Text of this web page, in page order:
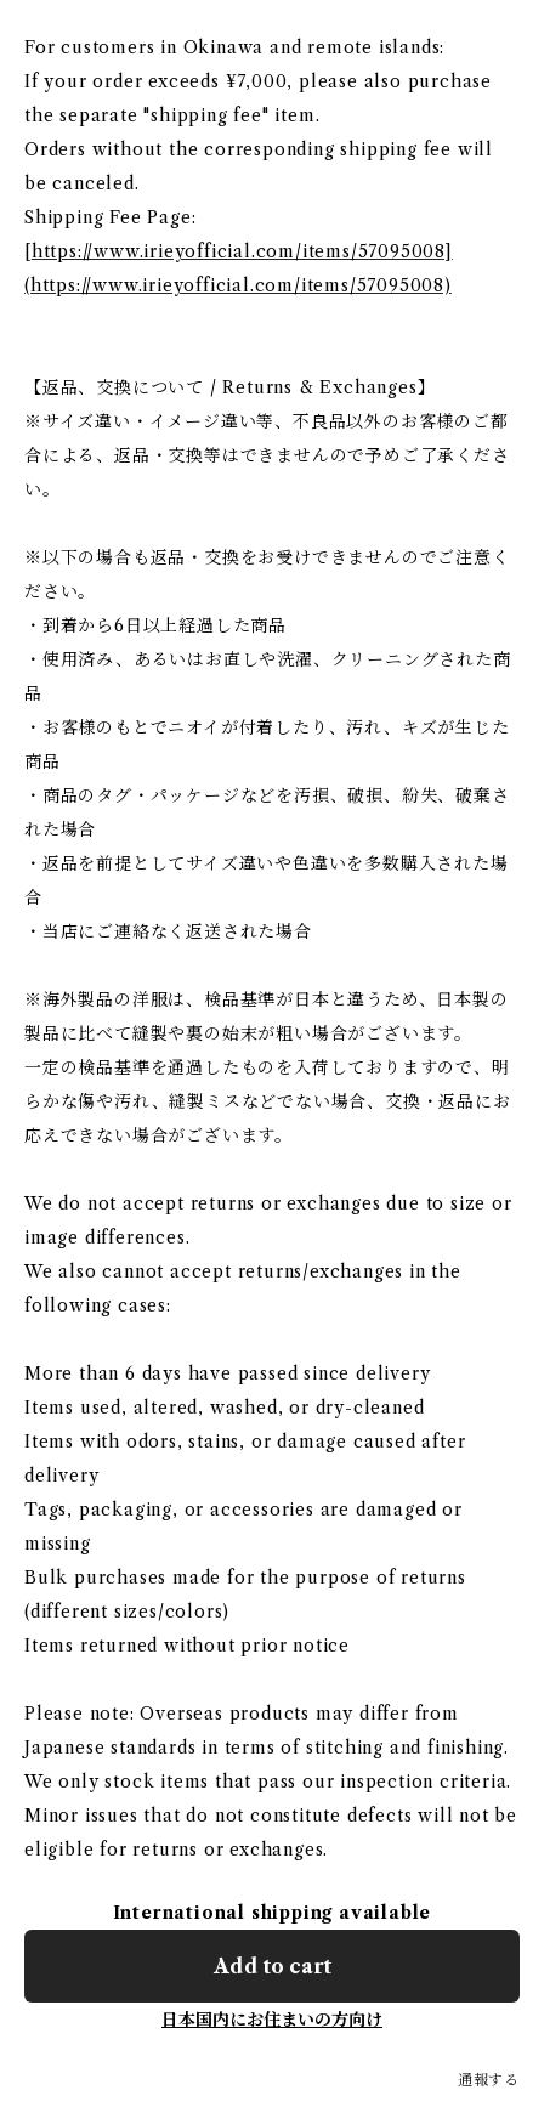
For customers in Okinawa and remote islands:
If your order exceeds ¥7,000, please also purchase
the separate "shipping fee" item.
Orders without the corresponding shipping fee will
be canceled.
Shipping Fee Page:
[https://www.irieyofficial.com/items/57095008]
(https://www.irieyofficial.com/items/57095008)
【返品、交換について / Returns & Exchanges】
※サイズ違い・イメージ違い等、不良品以外のお客様のご都
合による、返品・交換等はできませんので予めご了承くださ
い。
※以下の場合も返品・交換をお受けできませんのでご注意く
ださい。
・到着から6日以上経過した商品
・使用済み、あるいはお直しや洗濯、クリーニングされた商
品
・お客様のもとでニオイが付着したり、汚れ、キズが生じた
商品
・商品のタグ・パッケージなどを汚損、破損、紛失、破棄さ
れた場合
・返品を前提としてサイズ違いや色違いを多数購入された場
合
・当店にご連絡なく返送された場合
※海外製品の洋服は、検品基準が日本と違うため、日本製の
製品に比べて縫製や裏の始末が粗い場合がございます。
一定の検品基準を通過したものを入荷しておりますので、明
らかな傷や汚れ、縫製ミスなどでない場合、交換・返品にお
応えできない場合がございます。
We do not accept returns or exchanges due to size or
image differences.
We also cannot accept returns/exchanges in the
following cases:
More than 6 days have passed since delivery
Items used, altered, washed, or dry-cleaned
Items with odors, stains, or damage caused after
delivery
Tags, packaging, or accessories are damaged or
missing
Bulk purchases made for the purpose of returns
(different sizes/colors)
Items returned without prior notice
Please note: Overseas products may differ from
Japanese standards in terms of stitching and finishing.
We only stock items that pass our inspection criteria.
Minor issues that do not constitute defects will not be
eligible for returns or exchanges.
International shipping available
Add to cart
日本国内にお住まいの方向け
通報する